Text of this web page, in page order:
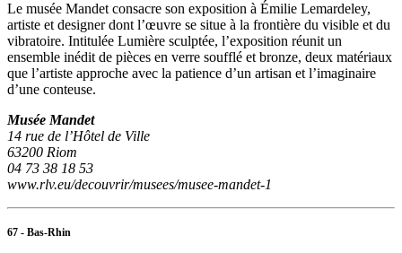
Le musée Mandet consacre son exposition à Émilie Lemardeley,
artiste et designer dont l’œuvre se situe à la frontière du visible et du
vibratoire. Intitulée Lumière sculptée, l’exposition réunit un
ensemble inédit de pièces en verre soufflé et bronze, deux matériaux
que l’artiste approche avec la patience d’un artisan et l’imaginaire
d’une conteuse.
Musée Mandet
14 rue de l’Hôtel de Ville
63200 Riom
04 73 38 18 53
www.rlv.eu/decouvrir/musees/musee-mandet-1
67 - Bas-Rhin